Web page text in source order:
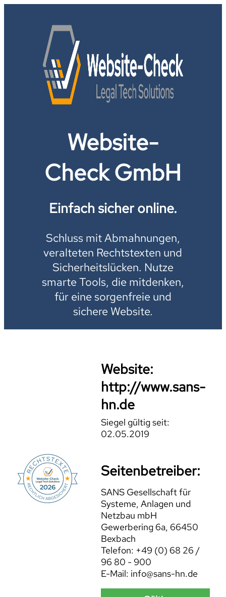
Website-
Check GmbH
Einfach sicher online.
Schluss mit Abmahnungen,
veralteten Rechtstexten und
Sicherheitslücken. Nutze
smarte Tools, die mitdenken,
für eine sorgenfreie und
sichere Website.
Website:
http://www.sans-
hn.de
Siegel gültig seit:
02.05.2019
Seitenbetreiber:
SANS Gesellschaft für
Systeme, Anlagen und
Netzbau mbH
Gewerbering 6a, 66450
Bexbach
Telefon: +49 (0) 68 26 /
96 80 - 900
E-Mail: info@sans-hn.de